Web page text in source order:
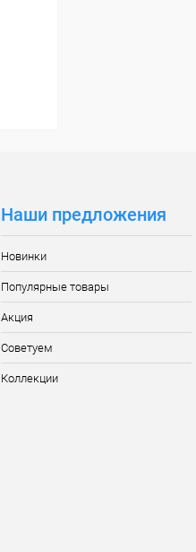
Наши предложения
Новинки
Популярные товары
Акция
Советуем
Коллекции